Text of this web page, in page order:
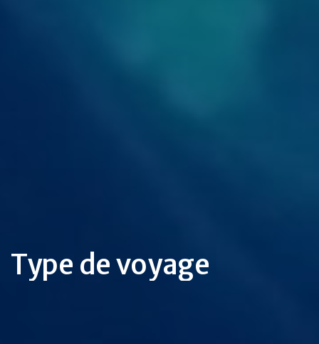
Type de voyage